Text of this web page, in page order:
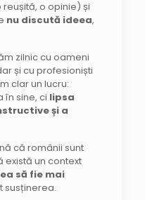
o opinie) și
nu discută ideea,
zilnic cu oameni
și cu profesioniști
clar un lucru:
în sine, ci lipsa
și a
că românii sunt
există un context
să fie mai
susținerea.